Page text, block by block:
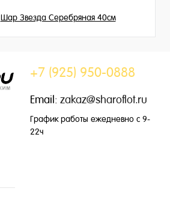
Шар Звезда Серебряная 40см
+7 (925) 950-0888
Email: zakaz@sharoflot.ru
График работы ежедневно с 9-
22ч